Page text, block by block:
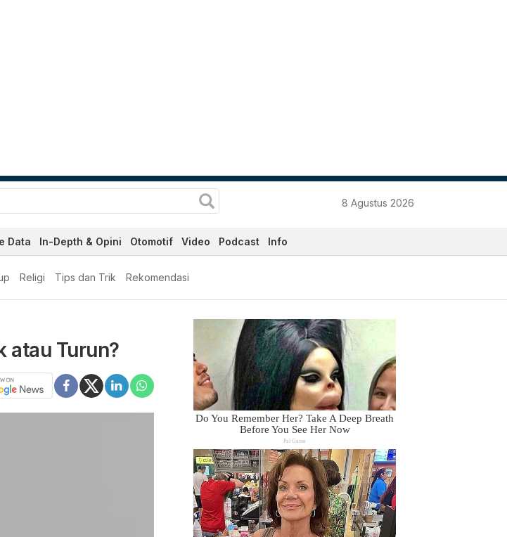
8 Agustus 2026
Data In-Depth & Opini Otomotif Video Podcast Info
Religi Tips dan Trik Rekomendasi
atau Turun?